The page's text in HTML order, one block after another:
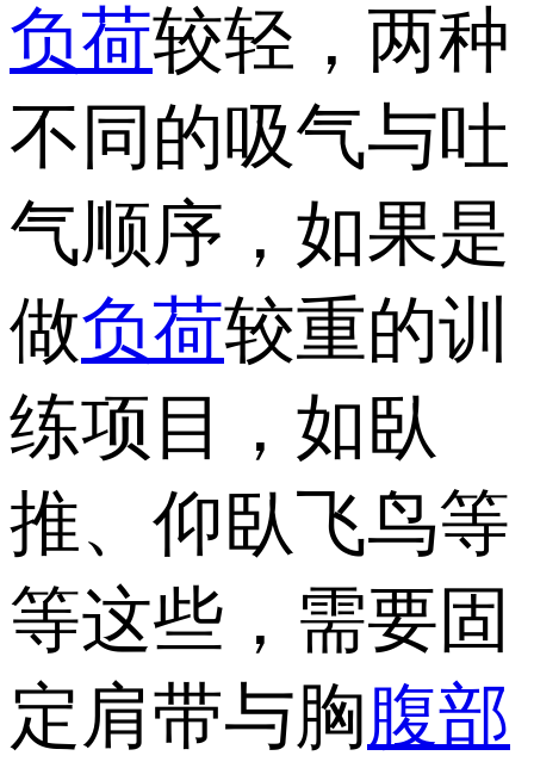
负荷较轻，两种
不同的吸气与吐
气顺序，如果是
做负荷较重的训
练项目，如臥
推、仰臥飞鸟等
等这些，需要固
定肩带与胸腹部